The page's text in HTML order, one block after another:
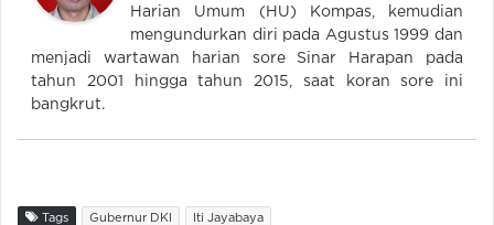
Harian Umum (HU) Kompas, kemudian
mengundurkan diri pada Agustus 1999 dan
menjadi wartawan harian sore Sinar Harapan pada
tahun 2001 hingga tahun 2015, saat koran sore ini
bangkrut.
Tags Gubernur DKI Iti Jayabaya